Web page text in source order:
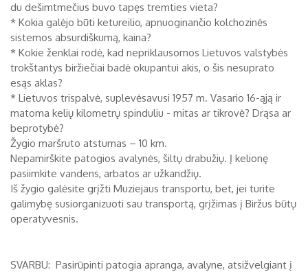
du dešimtmečius buvo tapęs tremties vieta?
* Kokia galėjo būti ketureilio, apnuoginančio kolchozinės
sistemos absurdiškumą, kaina?
* Kokie ženklai rodė, kad nepriklausomos Lietuvos valstybės
trokštantys biržiečiai badė okupantui akis, o šis nesuprato
esąs aklas?
* Lietuvos trispalvė, suplevėsavusi 1957 m. Vasario 16-ąją ir
matoma kelių kilometrų spinduliu - mitas ar tikrovė? Drąsa ar
beprotybė?
Žygio maršruto atstumas – 10 km.
Nepamirškite patogios avalynės, šiltų drabužių. Į kelionę
pasiimkite vandens, arbatos ar užkandžių.
Iš žygio galėsite grįžti Muziejaus transportu, bet, jei turite
galimybę susiorganizuoti sau transportą, grįžimas į Biržus būtų
operatyvesnis.
SVARBU: Pasirūpinti patogia apranga, avalyne, atsižvelgiant į